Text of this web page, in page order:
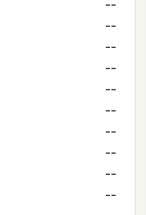
--
--
--
--
--
--
--
--
--
--